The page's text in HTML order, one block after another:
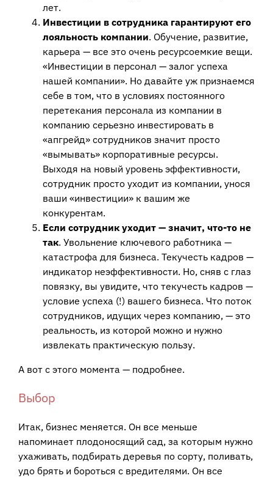
лет.
Инвестиции в сотрудника гарантируют его
лояльность компании. Обучение, развитие,
карьера — все это очень ресурсоемкие вещи.
«Инвестиции в персонал — залог успеха
нашей компании». Но давайте уж признаемся
себе в том, что в условиях постоянного
перетекания персонала из компании в
компанию серьезно инвестировать в
«апгрейд» сотрудников значит просто
«вымывать» корпоративные ресурсы.
Выходя на новый уровень эффективности,
сотрудник просто уходит из компании, унося
ваши «инвестиции» к вашим же
конкурентам.
Если сотрудник уходит — значит, что-то не
так. Увольнение ключевого работника —
катастрофа для бизнеса. Текучесть кадров —
индикатор неэффективности. Но, сняв с глаз
повязку, вы увидите, что текучесть кадров —
условие успеха (!) вашего бизнеса. Что поток
сотрудников, идущих через компанию, — это
реальность, из которой можно и нужно
извлекать практическую пользу.
А вот с этого момента — подробнее.
Выбор
Итак, бизнес меняется. Он все меньше
напоминает плодоносящий сад, за которым нужно
ухаживать, подбирать деревья по сорту, поливать,
удо брять и бороться с вредителями. Он все